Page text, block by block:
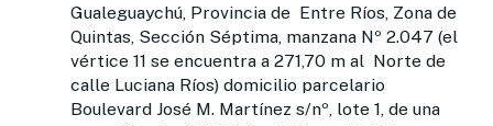
Gualeguaychú, Provincia de Entre Ríos, Zona de
Quintas, Sección Séptima, manzana Nº 2.047 (el
vértice 11 se encuentra a 271,70 m al Norte de
calle Luciana Ríos) domicilio parcelario
Boulevard José M. Martínez s/nº, lote 1, de una